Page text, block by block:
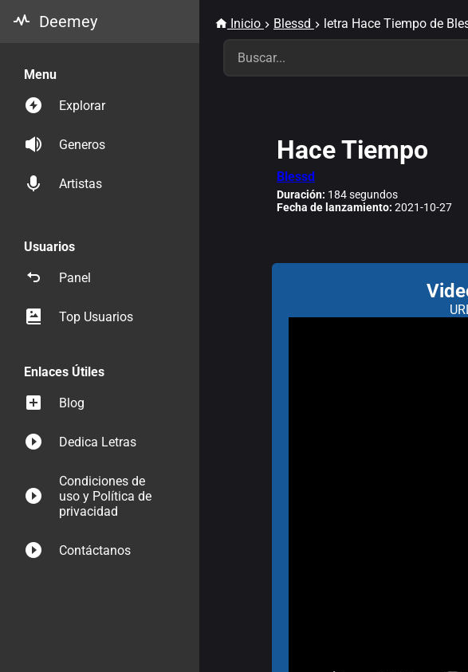
Deemey
Menu
Explorar
Generos
Artistas
Usuarios
Panel
Top Usuarios
Enlaces Útiles
Blog
Dedica Letras
Condiciones de
uso y Política de
privacidad
Contáctanos
Inicio Blessd letra Hace Tiempo de
Hace Tiempo
Blessd
Duración: 184 segundos
Fecha de lanzamiento: 2021-10-27